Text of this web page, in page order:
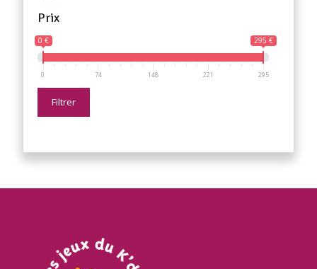
Prix
0 € 295 €
0 74 148 221 295
Filtrer